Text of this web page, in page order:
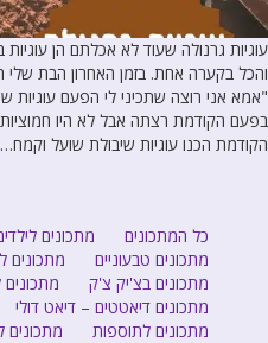
עוגיות גרנולה שעוד לא אכלתם הן
והכל בקערה אחת. בזמן האחרון הבת שלי
"אמא אני רוצה שתכיני לי הפעם
בפעם הקודמת רצתה אבל לא היו
הקודמת הכנו עוגיות שיבולת שועל וקמח…
כל המתכונים מתכונים
מתכונים טבעוניים
מתכונים
מתכונים בצ'יק צ'ק
מתכונים דיאטטים – דיאט דולי
מתכונים לתוספות